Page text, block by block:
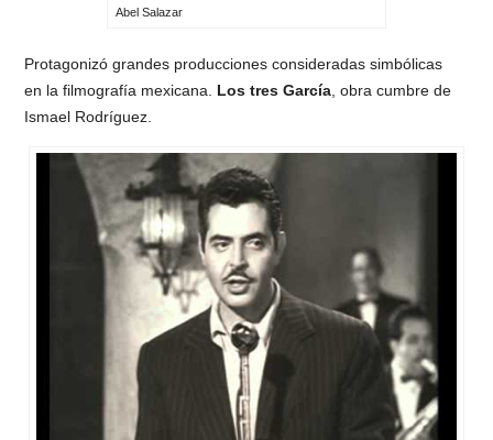
Abel Salazar
Protagonizó grandes producciones consideradas simbólicas
en la filmografía mexicana. Los tres García, obra cumbre de
Ismael Rodríguez.